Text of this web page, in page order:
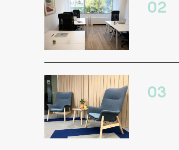
02
03